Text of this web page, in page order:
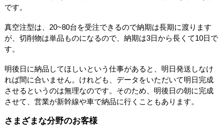
です。
真空注型は、20~80台を受注できるので納期は長期に渡ります
が、切削物は単品ものになるので、納期は3日から長くて10日で
す。
明後日に納品してほしいという仕事があると、明日発送しなけ
れば間に合いません。けれども、データをいただいて明日完成
させるというのは無理なのです。そのため、明後日の朝に完成
させて、営業が新幹線や車で納品に行くこともあります。
さまざまな分野のお客様